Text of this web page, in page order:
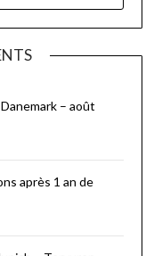
– août
après 1 an de